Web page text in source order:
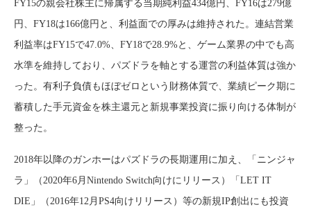
FY15の親会社株主に帰属する当期純利益434億円、FY16は279億
円、FY18は166億円と、利益面での厚みは維持された。連結営業
利益率はFY15で47.0%、FY18で28.9%と、ゲーム業界の中でも高
水準を維持しており、パズドラを軸とする運営の利益体質は強か
った。有利子負債もほぼゼロという財務体質で、業績ピーク期に
蓄積した手元資金を株主還元と新規事業投資に振り向ける体制が
整った。
2018年以降のガンホーはパズドラの長期運用に加え、「ニンジャ
ラ」（2020年6月Nintendo Switch向けにリリース）「LET IT
DIE」（2016年12月PS4向けリリース）等の新規IP創出にも投資